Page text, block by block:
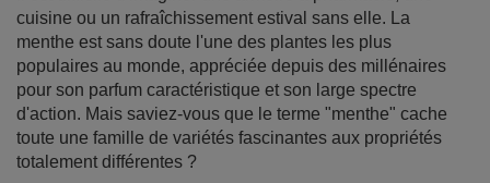
En savoir plus